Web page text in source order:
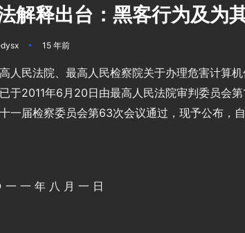
解释出台：黑客行为及为
15 年前
高人民法院、最高人民检察院关于办理危害计算
于2011年6月20日由最高人民法院审判委员会
一届检察委员会第63次会议通过，现予公布，自
一 年 八 月 一 日